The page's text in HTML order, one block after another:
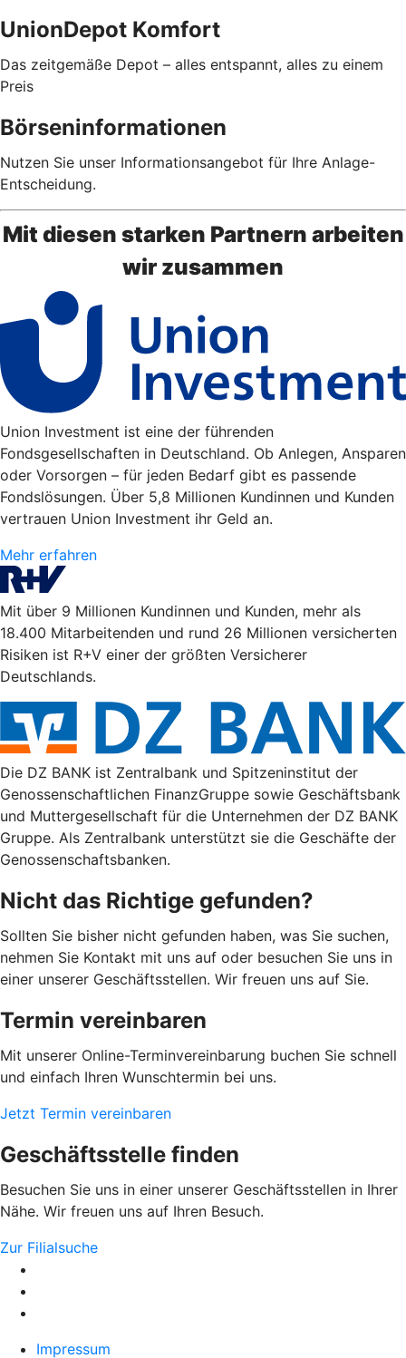
UnionDepot Komfort
Das zeitgemäße Depot – alles entspannt, alles zu einem
Preis
Börseninformationen
Nutzen Sie unser Informationsangebot für Ihre Anlage-
Entscheidung.
Mit diesen starken Partnern arbeiten
wir zusammen
Union Investment ist eine der führenden
Fondsgesellschaften in Deutschland. Ob Anlegen, Ansparen
oder Vorsorgen – für jeden Bedarf gibt es passende
Fondslösungen. Über 5,8 Millionen Kundinnen und Kunden
vertrauen Union Investment ihr Geld an.
Mehr erfahren
Mit über 9 Millionen Kundinnen und Kunden, mehr als
18.400 Mitarbeitenden und rund 26 Millionen versicherten
Risiken ist R+V einer der größten Versicherer
Deutschlands.
Die DZ BANK ist Zentralbank und Spitzeninstitut der
Genossenschaftlichen FinanzGruppe sowie Geschäftsbank
und Muttergesellschaft für die Unternehmen der DZ BANK
Gruppe. Als Zentralbank unterstützt sie die Geschäfte der
Genossenschaftsbanken.
Nicht das Richtige gefunden?
Sollten Sie bisher nicht gefunden haben, was Sie suchen,
nehmen Sie Kontakt mit uns auf oder besuchen Sie uns in
einer unserer Geschäftsstellen. Wir freuen uns auf Sie.
Termin vereinbaren
Mit unserer Online-Terminvereinbarung buchen Sie schnell
und einfach Ihren Wunschtermin bei uns.
Jetzt Termin vereinbaren
Geschäftsstelle finden
Besuchen Sie uns in einer unserer Geschäftsstellen in Ihrer
Nähe. Wir freuen uns auf Ihren Besuch.
Zur Filialsuche
Impressum